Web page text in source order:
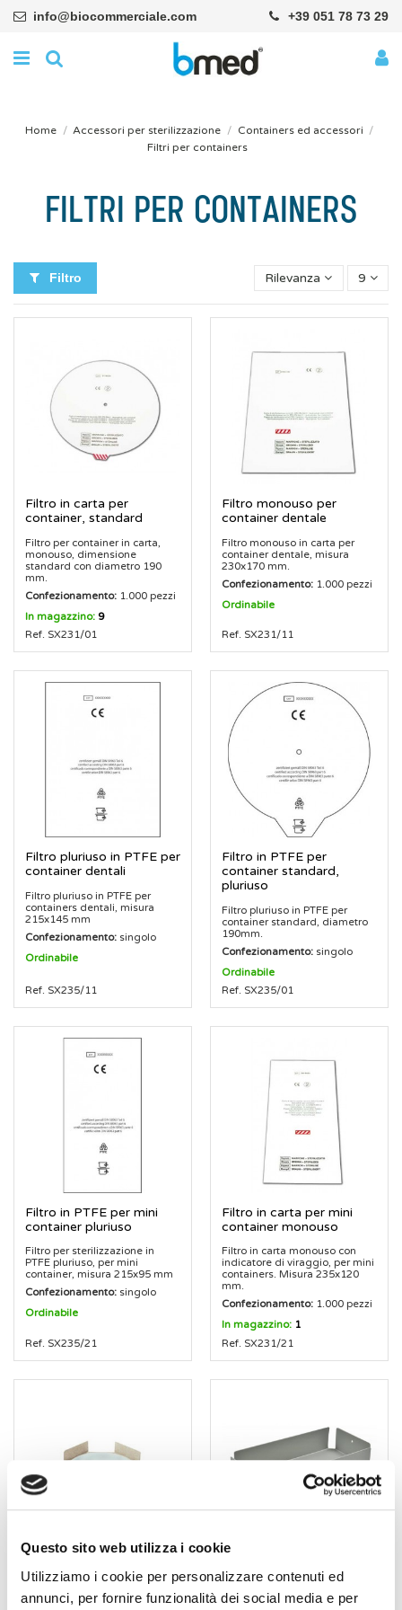
Questo sito web utilizza i cookie
Utilizziamo i cookie per personalizzare contenuti ed
annunci, per fornire funzionalità dei social media e per
info@biocommerciale.com +39 051 78 73 29
Home Accessori per sterilizzazione
Containers ed accessori
Filtri per containers
FILTRI PER CONTAINERS
Filtro Rilevanza 9
Filtro in carta per
container, standard
Filtro per container in carta,
monouso, dimensione
standard con diametro 190
mm.
Confezionamento: 1.000 pezzi
In magazzino: 9
Ref. SX231/01
Filtro monouso per
container dentale
Filtro monouso in carta per
container dentale, misura
230x170 mm.
Confezionamento: 1.000 pezzi
Ordinabile
Ref. SX231/11
Filtro pluriuso in PTFE per
container dentali
Filtro pluriuso in PTFE per
containers dentali, misura
215x145 mm
Confezionamento: singolo
Ordinabile
Ref. SX235/11
Filtro in PTFE per
container standard,
pluriuso
Filtro pluriuso in PTFE per
container standard, diametro
190mm.
Confezionamento: singolo
Ordinabile
Ref. SX235/01
Filtro in PTFE per mini
container pluriuso
Filtro per sterilizzazione in
PTFE pluriuso, per mini
container, misura 215x95 mm
Confezionamento: singolo
Ordinabile
Ref. SX235/21
Filtro in carta per mini
container monouso
Filtro in carta monouso con
indicatore di viraggio, per mini
containers. Misura 235x120
mm.
Confezionamento: 1.000 pezzi
In magazzino: 1
Ref. SX231/21
sterilizzazione
Dispenser per filtri
misura small
Distributore per filtri